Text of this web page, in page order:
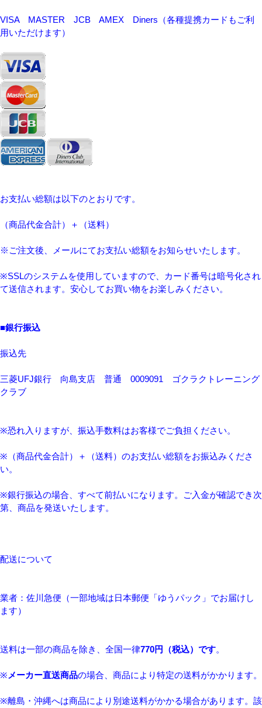
Eメール
プライバシーポリシーを確認しました。
VISA MASTER JCB AMEX Diners（各種提携カードもご利
用いただけます）
お支払い総額は以下のとおりです。
（商品代金合計）＋（送料）
※ご注文後、メールにてお支払い総額をお知らせいたします。
※SSLのシステムを使用していますので、カード番号は暗号化され
て送信されます。安心してお買い物をお楽しみください。
■銀行振込
振込先
三菱UFJ銀行 向島支店 普通 0009091 ゴクラクトレーニング
クラブ
※恐れ入りますが、振込手数料はお客様でご負担ください。
※（商品代金合計）＋（送料）のお支払い総額をお振込みくださ
い。
※銀行振込の場合、すべて前払いになります。ご入金が確認でき次
第、商品を発送いたします。
配送について
業者：佐川急便（一部地域は日本郵便「ゆうパック」でお届けし
ます）
送料は一部の商品を除き、全国一律770円（税込）です。
※ メーカー直送商品の場合、商品により特定の送料がかかります。
※離島・沖縄へは商品により別途送料がかかる場合があります。該